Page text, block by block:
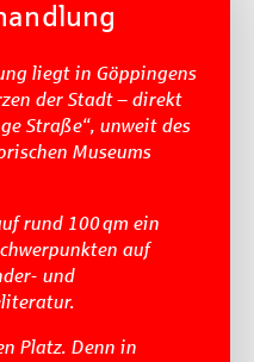
liegt in Göppingens
der Stadt – direkt
Straße“, unweit des
Museums
rund 100 qm ein
auf
und
Platz. Denn in